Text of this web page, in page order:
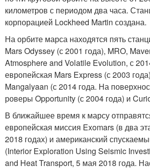
километров с периодом два часа.
корпорацией Lockheed Martin создана.
На орбите марса находятся пять
Mars Odyssey (с 2001 года), MRO,
Atmosphere and Volatile Evolution, с
европейская Mars Express (с 2003
Mangalyaan (с 2014 года. На
роверы Opportunity (с 2004 года) и
В ближайшее время к марсу
европейская миссия Exomars (в два
2018 годах) и американский
(Interior Exploration Using Seismic
and Heat Transport, 5 мая 2018 года.